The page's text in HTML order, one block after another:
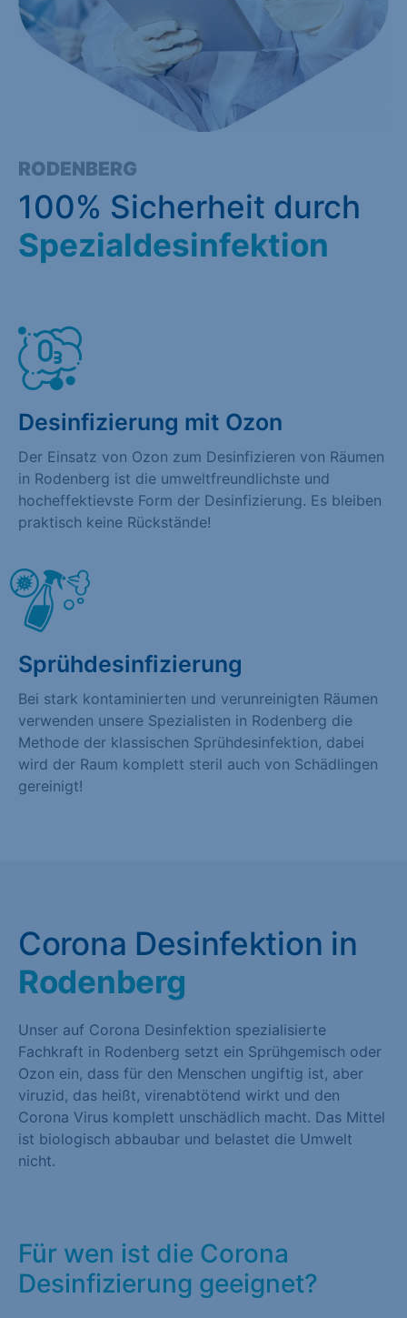
RODENBERG
100% Sicherheit durch
Spezialdesinfektion
Desinfizierung mit Ozon
Der Einsatz von Ozon zum Desinfizieren von Räumen
in Rodenberg ist die umweltfreundlichste und
hocheffektievste Form der Desinfizierung. Es bleiben
praktisch keine Rückstände!
Sprühdesinfizierung
Bei stark kontaminierten und verunreinigten Räumen
verwenden unsere Spezialisten in Rodenberg die
Methode der klassischen Sprühdesinfektion, dabei
wird der Raum komplett steril auch von Schädlingen
gereinigt!
Corona Desinfektion in
Rodenberg
Unser auf Corona Desinfektion spezialisierte
Fachkraft in Rodenberg setzt ein Sprühgemisch oder
Ozon ein, dass für den Menschen ungiftig ist, aber
viruzid, das heißt, virenabtötend wirkt und den
Corona Virus komplett unschädlich macht. Das Mittel
ist biologisch abbaubar und belastet die Umwelt
nicht.
Für wen ist die Corona
Desinfizierung geeignet?